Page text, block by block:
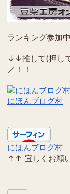
ランキング参加
↓↓推して(押し
／！！
にほんブログ村
にほんブログ村
↑↑ 宜しくお願